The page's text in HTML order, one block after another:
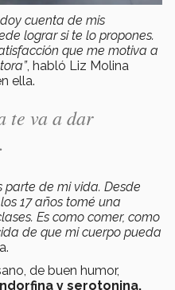
cuenta de mis
lograr si te lo propones.
que me motiva a
, habló Liz Molina
ella.
te va a dar
parte de mi vida. Desde
17 años tomé una
Es como comer, como
de que mi cuerpo pueda
de buen humor,
y serotonina,